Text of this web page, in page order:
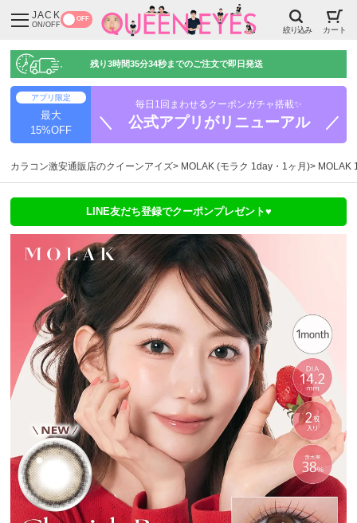
JACK
ON/OFF
OFF
絞り込み カート
残り3時間35分33秒までのご注文で即日発送
アプリ限定
最大
15%OFF
毎日1回まわせるクーポンガチャ搭載✨
＼ 公式アプリがリニューアル ／
カラコン激安通販店のクイーンアイズ MOLAK (モラク 1day・1ヶ月) MOLAK
LINE友だち登録でクーポンプレゼント♥